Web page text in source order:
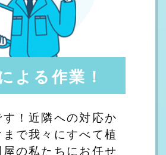
よる作業！
！近隣への対応か
で我々にすべて植
の私たちにお任せ